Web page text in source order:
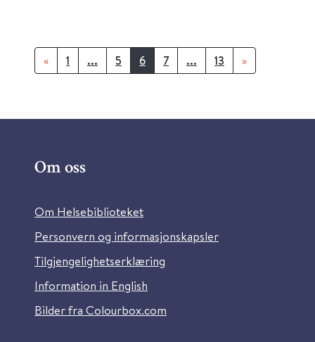
« 1 ... 5 6 7 ... 13 »
Om oss
Om Helsebiblioteket
Personvern og informasjonskapsler
Tilgjengelighetserklæring
Information in English
Bilder fra Colourbox.com